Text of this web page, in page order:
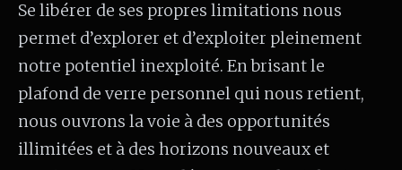
Se libérer de ses propres limitations nous
permet d’explorer et d’exploiter pleinement
notre potentiel inexploité. En brisant le
plafond de verre personnel qui nous retient,
nous ouvrons la voie à des opportunités
illimitées et à des horizons nouveaux et